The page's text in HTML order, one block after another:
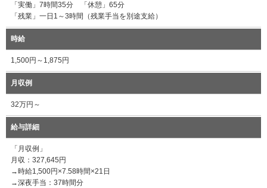
「実働」7時間35分 「休憩」65分
「残業」一日1～3時間（残業手当を別途支給）
時給
1,500円～1,875円
月収例
32万円～
給与詳細
「月収例」
月収：327,645円
→時給1,500円×7.58時間×21日
→深夜手当：37時間分